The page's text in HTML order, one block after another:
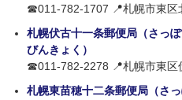
☎011-782-1707 📍札幌市東区
札幌伏古十一条郵便局（さっ
びんきょく）
☎011-782-2278 📍札幌市東区
札幌東苗穂十二条郵便局（さ